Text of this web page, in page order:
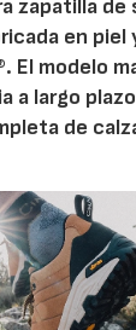
zapatilla de
en piel
El modelo
a largo
de